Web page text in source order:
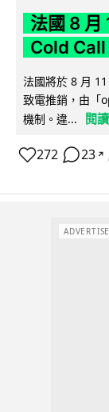
法國 8 月
Cold Call
法國將於 8 月
致電推銷，由「
機制。違...
閱
272 23 ↗